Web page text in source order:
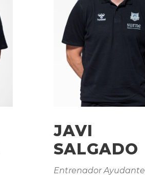
JAVI
SALGADO
Entrenador Ayudante